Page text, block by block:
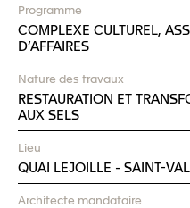
Programme
COMPLEXE CULTUREL,
D’AFFAIRES
Nature des travaux
RESTAURATION ET
AUX SELS
Lieu
QUAI LEJOILLE - SAINT-
Architecte mandataire